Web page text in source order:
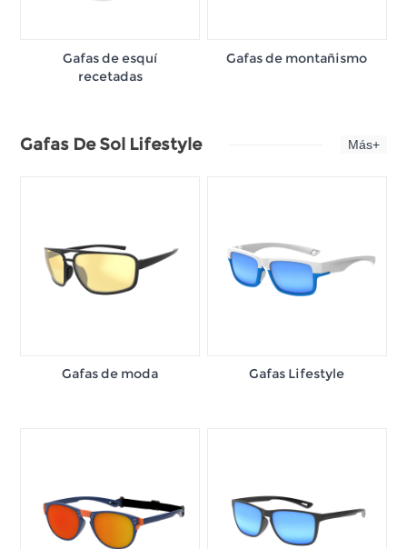
Gafas de esquí
recetadas
Gafas de montañismo
Gafas De Sol Lifestyle Más+
Gafas de moda Gafas Lifestyle